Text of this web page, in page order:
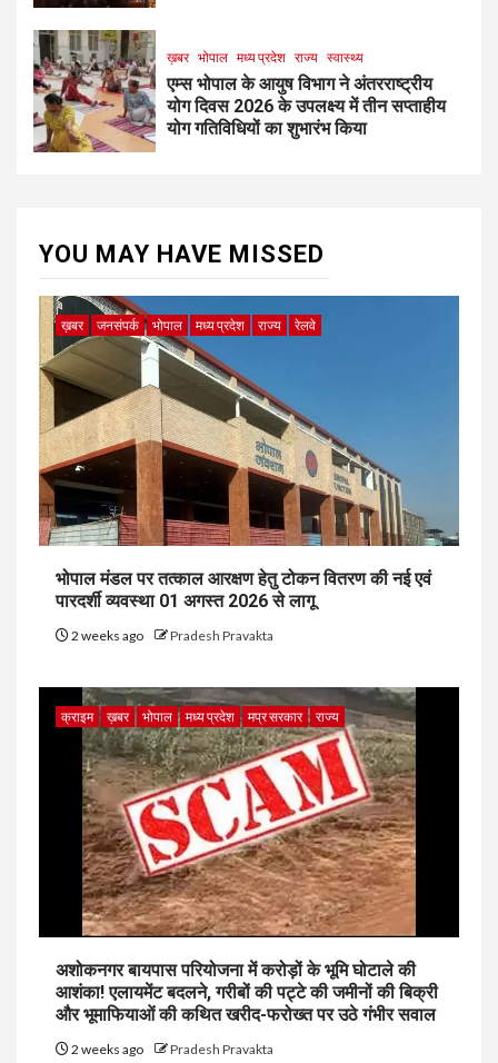
ख़बर भोपाल मध्य प्रदेश राज्य स्वास्थ्य
एम्स भोपाल के आयुष विभाग ने अंतरराष्ट्रीय
योग दिवस 2026 के उपलक्ष्य में तीन सप्ताहीय
योग गतिविधियों का शुभारंभ किया
YOU MAY HAVE MISSED
ख़बर जनसंपर्क भोपाल मध्य प्रदेश राज्य रेलवे
भोपाल मंडल पर तत्काल आरक्षण हेतु टोकन वितरण की नई एवं
पारदर्शी व्यवस्था 01 अगस्त 2026 से लागू
2 weeks ago Pradesh Pravakta
क्राइम ख़बर भोपाल मध्य प्रदेश मप्र सरकार राज्य
अशोकनगर बायपास परियोजना में करोड़ों के भूमि घोटाले की
आशंका! एलायमेंट बदलने, गरीबों की पट्टे की जमीनों की बिक्री
और भूमाफियाओं की कथित खरीद-फरोख्त पर उठे गंभीर सवाल
2 weeks ago Pradesh Pravakta